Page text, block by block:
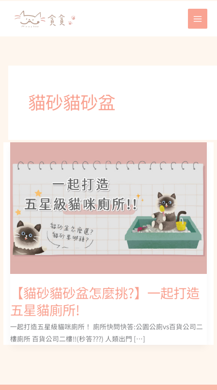
貓砂貓砂盆
【貓砂貓砂盆怎麼挑?】一起打造
五星貓廁所!
一起打造五星級貓咪廁所！ 廁所快問快答:公園公廁vs百貨公司二
樓廁所 百貨公司二樓!!(秒答???) 人類出門 […]